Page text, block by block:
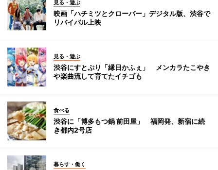
見る・遊ぶ
映画「ハチミツとクローバー」デジタル版、渋谷で
リバイバル上映
見る・遊ぶ
渋谷にすとぷり「縁日かふぇ」 メンカラたこやき
や楽曲流して育てたイチゴも
食べる
渋谷に「博多もつ鍋 前田屋」 福岡発、新宿に続
き都内2号店
暮らす・働く